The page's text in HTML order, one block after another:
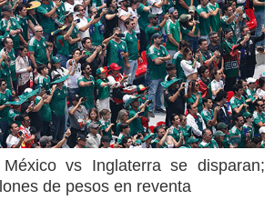
vs Inglaterra se disparan;
de pesos en reventa